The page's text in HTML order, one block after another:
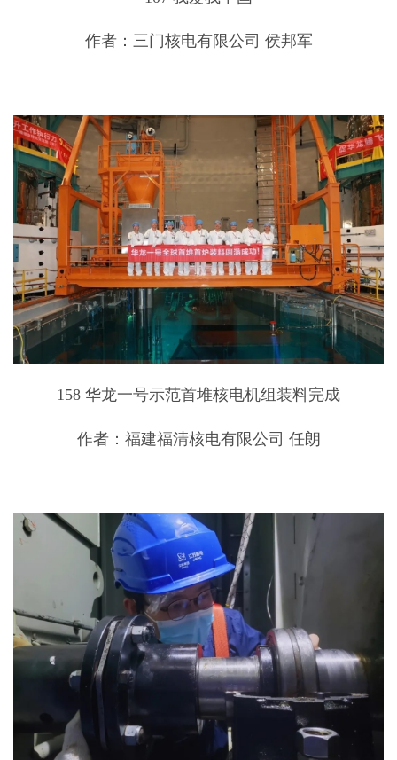
作者：三门核电有限公司 侯邦军
158 华龙一号示范首堆核电机组装料完成
作者：福建福清核电有限公司 任朗